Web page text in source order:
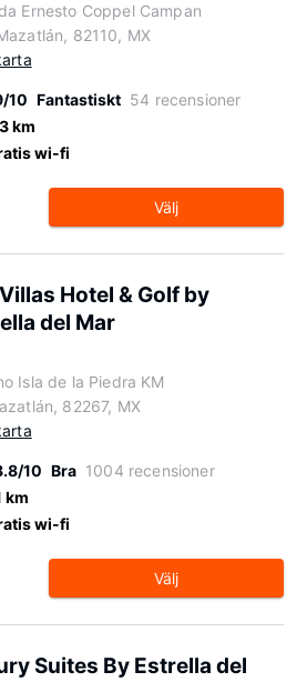
Ernesto Coppel Campan
82110, MX
10 Fantastiskt 54 recensioner
km
wi-fi
Välj
Hotel & Golf by
del Mar
Isla de la Piedra KM
82267, MX
10 Bra 1004 recensioner
km
wi-fi
Välj
Suites By Estrella del